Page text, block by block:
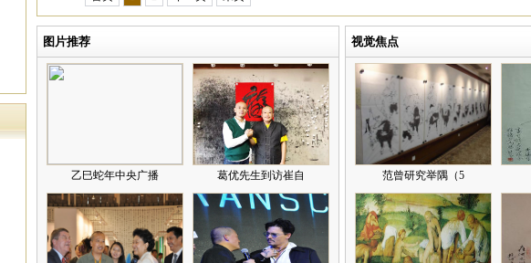
图片推荐
乙巳蛇年中央广播 葛优先生到访崔自
视觉焦点
范曾研究举隅（5